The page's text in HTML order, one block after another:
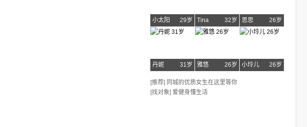
小太阳 29岁 Tina 32岁 思思 26岁
丹妮 31岁 雅悠 26岁 小玲儿 26岁
[推荐] 同城的优质女生在这里等你
[找对象] 爱健身懂生活